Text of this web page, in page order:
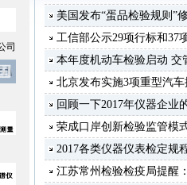
司
美国发布“蛋品检验规则”
工信部公示29项行标和37
本年度机动车检验启动 交
北京发布实施3项重型汽
回顾一下2017年仪器企业
荣成口岸创新检验监管模
2017各类仪器仪表检定规
江苏常州检验检疫局提醒